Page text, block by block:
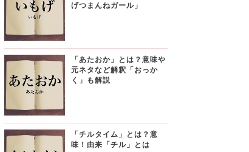
げつまんねガール」
「あたおか」とは？意味や
元ネタなど解釈「おっか
く」も解説
「チルタイム」とは？意
味！由来「チル」とは